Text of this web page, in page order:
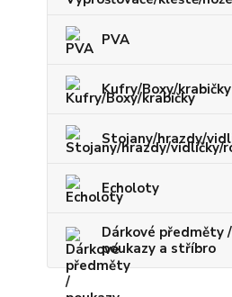
PVA
Kufry/Boxy/krabičky
Stojany/hrazdy/
Echoloty
Dárkové předměty /
poukazy a stříbro